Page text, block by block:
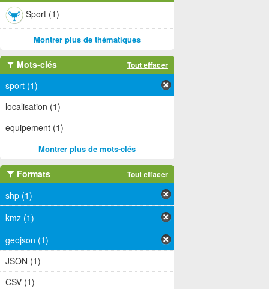
Sport (1)
Montrer plus de thématiques
Mots-clés Tout effacer
sport (1)
localisation (1)
equipement (1)
Montrer plus de mots-clés
Formats Tout effacer
shp (1)
kmz (1)
geojson (1)
JSON (1)
CSV (1)